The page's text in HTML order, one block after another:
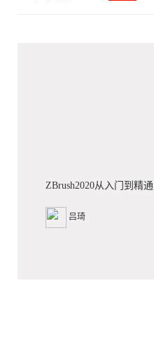
ZBrush2020从入门到精通
吕琦